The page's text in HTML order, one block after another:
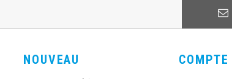
NOUVEAU COMPTE